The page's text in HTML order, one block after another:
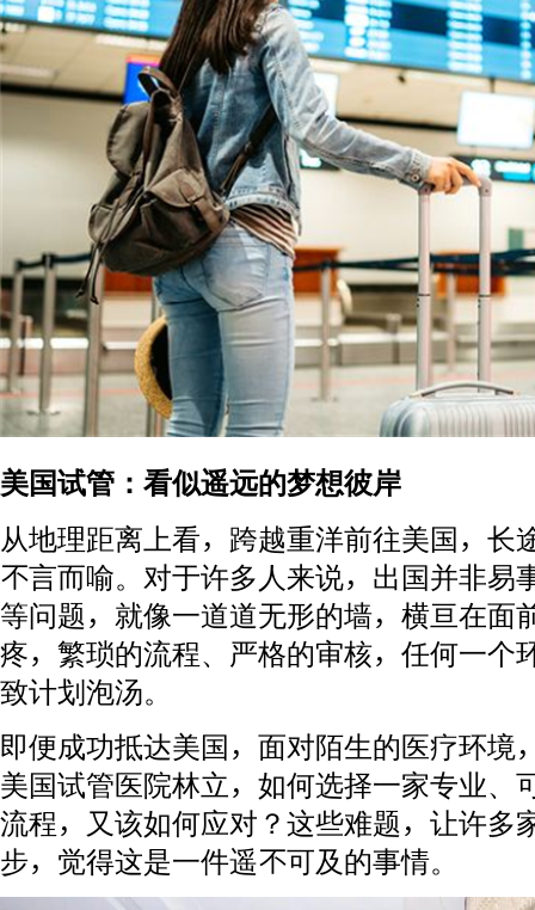
美国试管：看似遥远的梦想彼岸
从地理距离上看，跨越重洋前往美国，长
不言而喻。对于许多人来说，出国并非易
等问题，就像一道道无形的墙，横亘在面
疼，繁琐的流程、严格的审核，任何一个
致计划泡汤。
即便成功抵达美国，面对陌生的医疗环境
美国试管医院林立，如何选择一家专业、
流程，又该如何应对？这些难题，让许多
步，觉得这是一件遥不可及的事情。